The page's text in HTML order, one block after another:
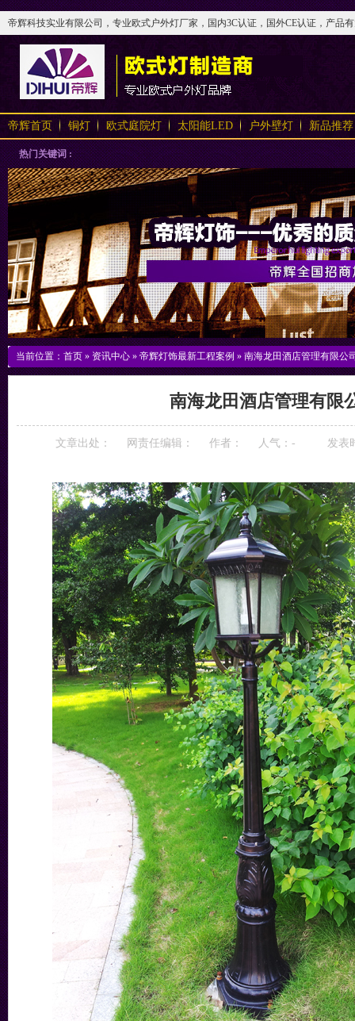
帝辉科技实业有限公司，专业欧式户外灯厂家，国内3C认证，国外CE认证，产
帝辉首页 铜灯 欧式庭院灯 太阳能LED 户外壁灯 新品推荐
热门关键词 :
当前位置： 首页 » 资讯中心 » 帝辉灯饰最新工程案例 » 南海龙田酒店管理有限公
南海龙田酒店管理有限
文章出处： 网责任编辑： 作者： 人气： - 发表